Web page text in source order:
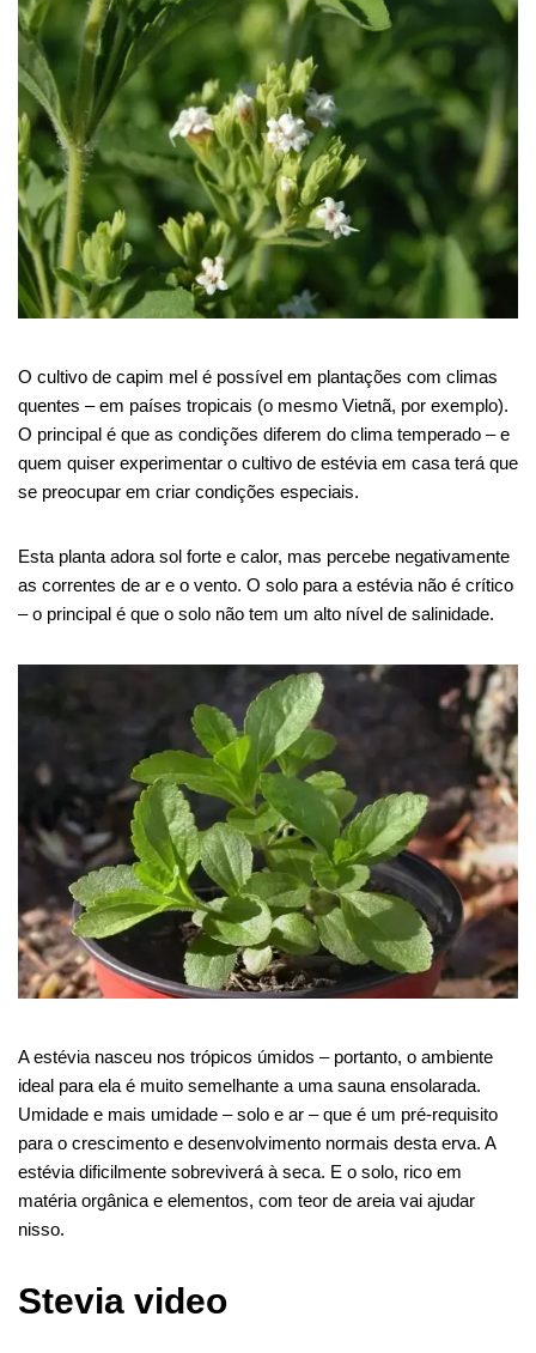
O cultivo de capim mel é possível em plantações com climas
quentes – em países tropicais (o mesmo Vietnã, por exemplo).
O principal é que as condições diferem do clima temperado – e
quem quiser experimentar o cultivo de estévia em casa terá que
se preocupar em criar condições especiais.
Esta planta adora sol forte e calor, mas percebe negativamente
as correntes de ar e o vento. O solo para a estévia não é crítico
– o principal é que o solo não tem um alto nível de salinidade.
A estévia nasceu nos trópicos úmidos – portanto, o ambiente
ideal para ela é muito semelhante a uma sauna ensolarada.
Umidade e mais umidade – solo e ar – que é um pré-requisito
para o crescimento e desenvolvimento normais desta erva. A
estévia dificilmente sobreviverá à seca. E o solo, rico em
matéria orgânica e elementos, com teor de areia vai ajudar
nisso.
Stevia video